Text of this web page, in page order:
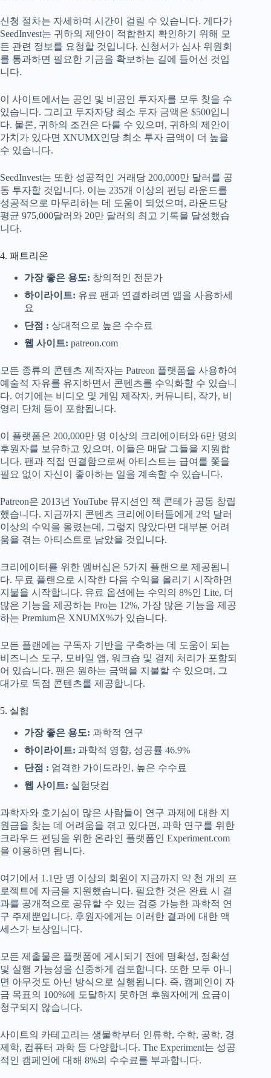
신청 절차는 자세하며 시간이 걸릴 수 있습니다. 게다가
SeedInvest는 귀하의 제안이 적합한지 확인하기 위해 모
든 관련 정보를 요청할 것입니다. 신청서가 심사 위원회
를 통과하면 필요한 기금을 확보하는 길에 들어선 것입
니다.
이 사이트에서는 공인 및 비공인 투자자를 모두 찾을 수
있습니다. 그리고 투자자당 최소 투자 금액은 $500입니
다. 물론, 귀하의 조건은 다를 수 있으며, 귀하의 제안이
가치가 있다면 XNUMX인당 최소 투자 금액이 더 높을
수 있습니다.
SeedInvest는 또한 성공적인 거래당 200,000만 달러를 공
동 투자할 것입니다. 이는 235개 이상의 펀딩 라운드를
성공적으로 마무리하는 데 도움이 되었으며, 라운드당
평균 975,000달러와 20만 달러의 최고 기록을 달성했습
니다.
4. 패트리온
가장 좋은 용도: 창의적인 전문가
하이라이트: 유료 팬과 연결하려면 앱을 사용하세
요
단점 : 상대적으로 높은 수수료
웹 사이트: patreon.com
모든 종류의 콘텐츠 제작자는 Patreon 플랫폼을 사용하여
예술적 자유를 유지하면서 콘텐츠를 수익화할 수 있습니
다. 여기에는 비디오 및 게임 제작자, 커뮤니티, 작가, 비
영리 단체 등이 포함됩니다.
이 플랫폼은 200,000만 명 이상의 크리에이터와 6만 명의
후원자를 보유하고 있으며, 이들은 매달 그들을 지원합
니다. 팬과 직접 연결함으로써 아티스트는 급여를 쫓을
필요 없이 자신이 좋아하는 일을 계속할 수 있습니다.
Patreon은 2013년 YouTube 뮤지션인 잭 콘테가 공동 창립
했습니다. 지금까지 콘텐츠 크리에이터들에게 2억 달러
이상의 수익을 올렸는데, 그렇지 않았다면 대부분 어려
움을 겪는 아티스트로 남았을 것입니다.
크리에이터를 위한 멤버십은 5가지 플랜으로 제공됩니
다. 무료 플랜으로 시작한 다음 수익을 올리기 시작하면
지불을 시작합니다. 유료 옵션에는 수익의 8%인 Lite, 더
많은 기능을 제공하는 Pro는 12%, 가장 많은 기능을 제공
하는 Premium은 XNUMX%가 있습니다.
모든 플랜에는 구독자 기반을 구축하는 데 도움이 되는
비즈니스 도구, 모바일 앱, 워크숍 및 결제 처리가 포함되
어 있습니다. 팬은 원하는 금액을 지불할 수 있으며, 그
대가로 독점 콘텐츠를 제공합니다.
5. 실험
가장 좋은 용도: 과학적 연구
하이라이트: 과학적 영향, 성공률 46.9%
단점 : 엄격한 가이드라인, 높은 수수료
웹 사이트: 실험닷컴
과학자와 호기심이 많은 사람들이 연구 과제에 대한 지
원금을 찾는 데 어려움을 겪고 있다면, 과학 연구를 위한
크라우드 펀딩을 위한 온라인 플랫폼인 Experiment.com
을 이용하면 됩니다.
여기에서 1.1만 명 이상의 회원이 지금까지 약 천 개의 프
로젝트에 자금을 지원했습니다. 필요한 것은 완료 시 결
과를 공개적으로 공유할 수 있는 검증 가능한 과학적 연
구 주제뿐입니다. 후원자에게는 이러한 결과에 대한 액
세스가 보상입니다.
모든 제출물은 플랫폼에 게시되기 전에 명확성, 정확성
및 실행 가능성을 신중하게 검토합니다. 또한 모두 아니
면 아무것도 아닌 방식으로 실행됩니다. 즉, 캠페인이 자
금 목표의 100%에 도달하지 못하면 후원자에게 요금이
청구되지 않습니다.
사이트의 카테고리는 생물학부터 인류학, 수학, 공학, 경
제학, 컴퓨터 과학 등 다양합니다. The Experiment는 성공
적인 캠페인에 대해 8%의 수수료를 부과합니다.